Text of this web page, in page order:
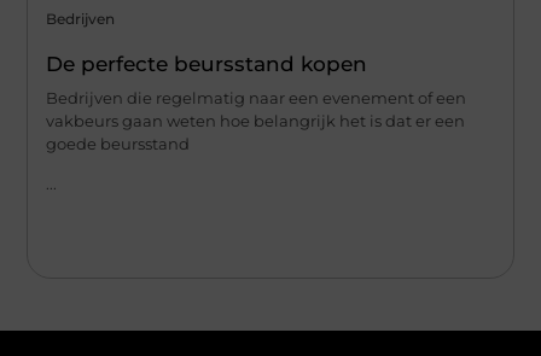
Bedrijven
De perfecte beursstand kopen
Bedrijven die regelmatig naar een evenement of een
vakbeurs gaan weten hoe belangrijk het is dat er een
goede beursstand